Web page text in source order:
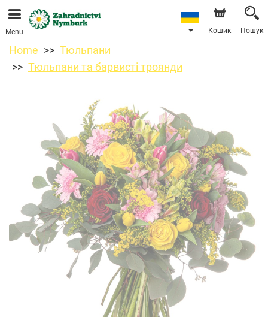
Ми приймаємо замовлення через наш інтернет-
магазин. Найближча можлива дата доставки —
11.08.2026 у зв’язку з відпусткою.
Menu Кошик Пошук
Home
Тюльпани
Тюльпани та барвисті троянди